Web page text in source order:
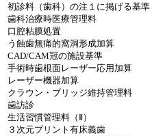
初診料（歯科）の注１に掲げる基準
歯科治療時医療管理料
口腔粘膜処置
う蝕歯無痛的窩洞形成加算
CAD/CAM冠の施設基準
手術時歯根面レーザー応用加算
レーザー機器加算
クラウン・ブリッジ維持管理料
歯訪診
生活習慣管理料（Ⅱ）
３次元プリント有床義歯